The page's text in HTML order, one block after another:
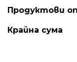
Продуктови
Крайна сума